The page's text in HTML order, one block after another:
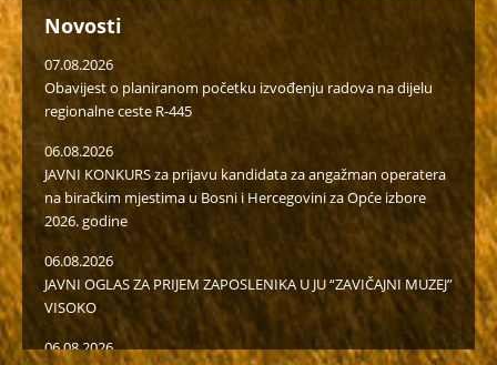
Novosti
07.08.2026
Obavijest o planiranom početku izvođenju radova na dijelu
regionalne ceste R-445
06.08.2026
JAVNI KONKURS za prijavu kandidata za angažman operatera
na biračkim mjestima u Bosni i Hercegovini za Opće izbore
2026. godine
06.08.2026
JAVNI OGLAS ZA PRIJEM ZAPOSLENIKA U JU “ZAVIČAJNI MUZEJ”
VISOKO
06.08.2026